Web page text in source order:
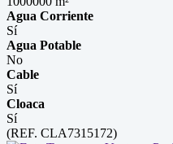
Agua Corriente
Sí
Agua Potable
No
Cable
Sí
Cloaca
Sí
(REF. CLA7315172)